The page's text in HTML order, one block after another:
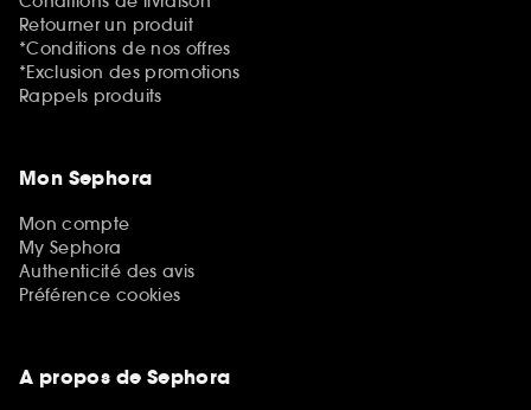
Retourner un produit
*Conditions de nos offres
*Exclusion des promotions
Rappels produits
Mon Sephora
Mon compte
My Sephora
Authenticité des avis
Préférence cookies
A propos de Sephora